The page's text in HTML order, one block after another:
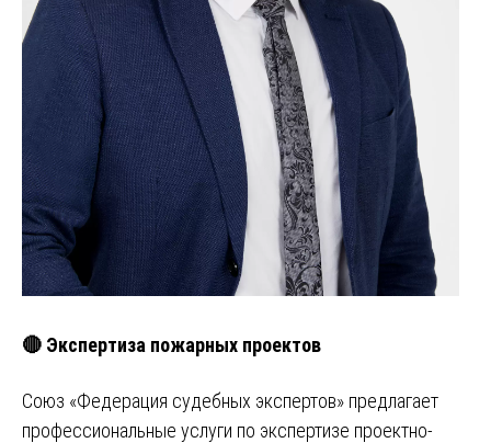
🔴 Экспертиза пожарных проектов
Союз «Федерация судебных экспертов» предлагает
профессиональные услуги по экспертизе проектно-